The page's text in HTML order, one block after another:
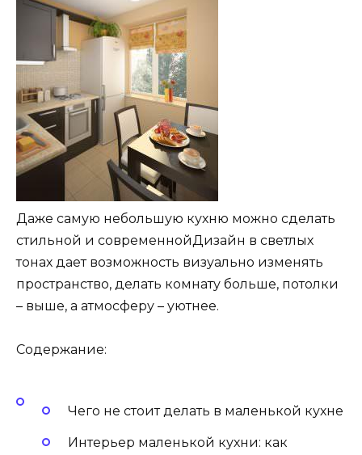
Даже самую небольшую кухню можно сделать
стильной и современнойДизайн в светлых
тонах дает возможность визуально изменять
пространство, делать комнату больше, потолки
– выше, а атмосферу – уютнее.
Содержание:
Чего не стоит делать в маленькой кухне
Интерьер маленькой кухни: как